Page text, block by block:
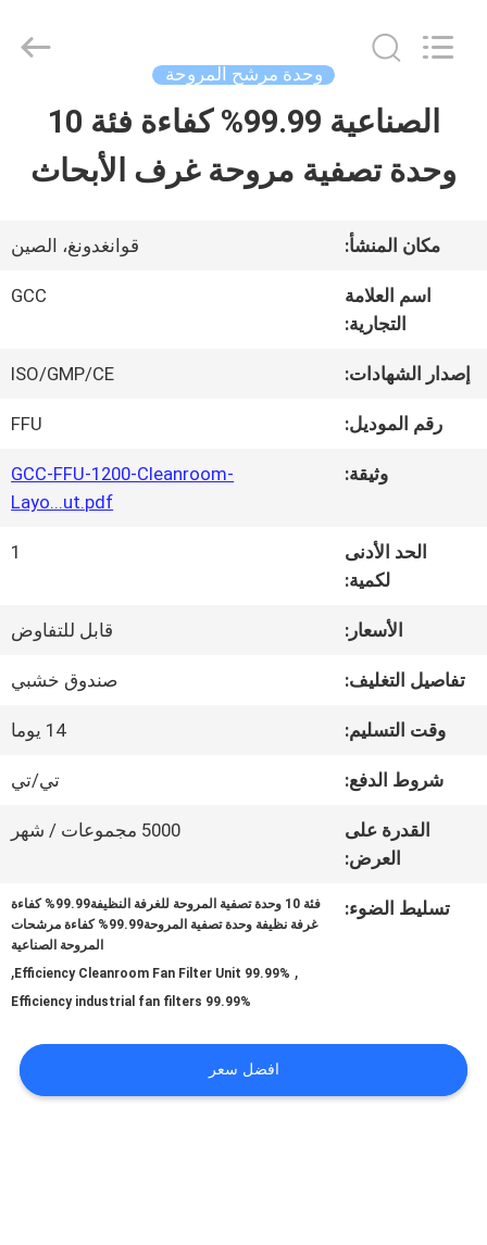
المنزل
مقاطع
حولنا
مراقبة
الجودة
اطلب
Cleanroom
Construction
وحدة مرشح المروحة
الصناعية 99.99% كفاءة فئة 10
وحدة تصفية مروحة غرف الأبحاث
مكان المنشأ: قوانغدونغ، الصين
اسم العلامة
التجارية:
GCC
إصدار الشهادات: ISO/GMP/CE
رقم الموديل: FFU
وثيقة:
GCC-FFU-1200-Cleanroom-
Layo...ut.pdf
الحد الأدنى
لكمية:
1
الأسعار: قابل للتفاوض
تفاصيل التغليف: صندوق خشبي
وقت التسليم: 14 يوما
شروط الدفع: تي/تي
القدرة على
العرض:
5000 مجموعات / شهر
تسليط الضوء:
فئة 10 وحدة تصفية المروحة للغرفة النظيفة99.99% كفاءة
غرفة نظيفة وحدة تصفية المروحة99.99% كفاءة مرشحات
المروحة الصناعية
,
99.99% Efficiency Cleanroom Fan Filter Unit
,
99.99% Efficiency industrial fan filters
افضل سعر